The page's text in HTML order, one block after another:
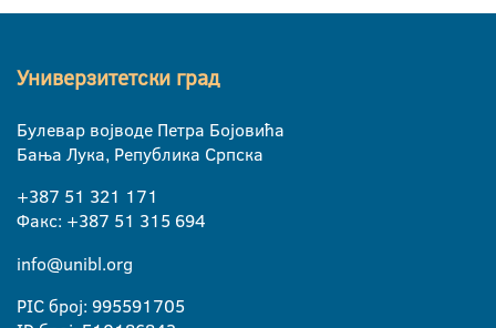
Универзитетски град
Булевар војводе Петра Бојовића
Бања Лука, Република Српска
+387 51 321 171
Факс: +387 51 315 694
info@unibl.org
PIC број: 995591705